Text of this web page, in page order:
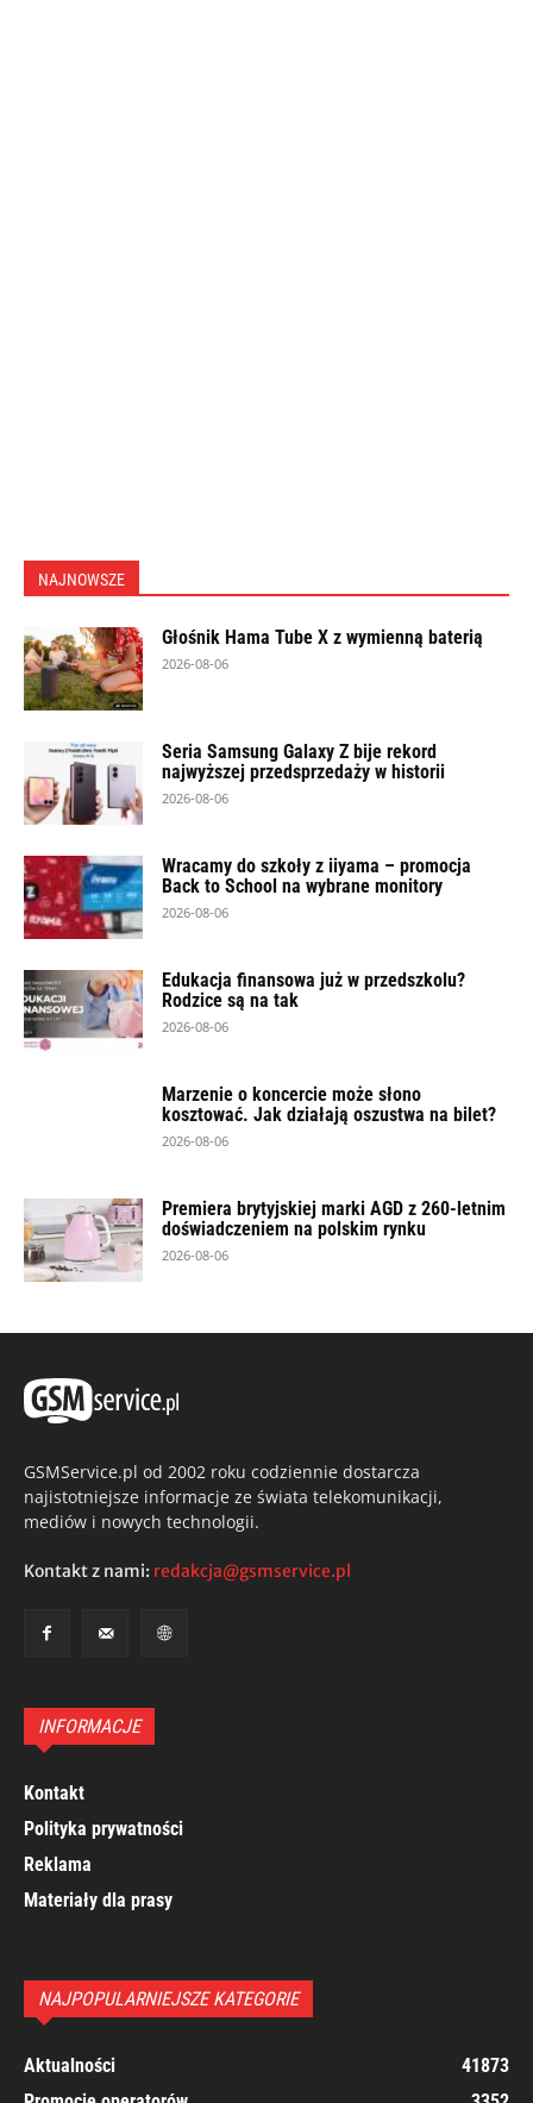
NAJNOWSZE
Głośnik Hama Tube X z wymienną baterią
2026-08-06
Seria Samsung Galaxy Z bije rekord
najwyższej przedsprzedaży w historii
2026-08-06
Wracamy do szkoły z iiyama – promocja
Back to School na wybrane monitory
2026-08-06
Edukacja finansowa już w przedszkolu?
Rodzice są na tak
2026-08-06
Marzenie o koncercie może słono
kosztować. Jak działają oszustwa na bilet?
2026-08-06
Premiera brytyjskiej marki AGD z 260-letnim
doświadczeniem na polskim rynku
2026-08-06
GSMService.pl od 2002 roku codziennie dostarcza
najistotniejsze informacje ze świata telekomunikacji,
mediów i nowych technologii.
Kontakt z nami: redakcja@gsmservice.pl
INFORMACJE
Kontakt
Polityka prywatności
Reklama
Materiały dla prasy
NAJPOPULARNIEJSZE KATEGORIE
Aktualności
41873